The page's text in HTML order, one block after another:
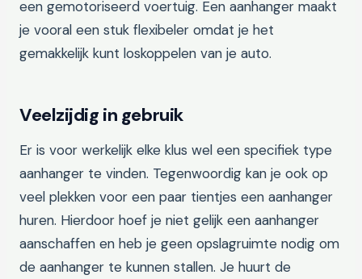
een gemotoriseerd voertuig. Een aanhanger maakt
je vooral een stuk flexibeler omdat je het
gemakkelijk kunt loskoppelen van je auto.
Veelzijdig in gebruik
Er is voor werkelijk elke klus wel een specifiek type
aanhanger te vinden. Tegenwoordig kan je ook op
veel plekken voor een paar tientjes een aanhanger
huren. Hierdoor hoef je niet gelijk een aanhanger
aanschaffen en heb je geen opslagruimte nodig om
de aanhanger te kunnen stallen. Je huurt de